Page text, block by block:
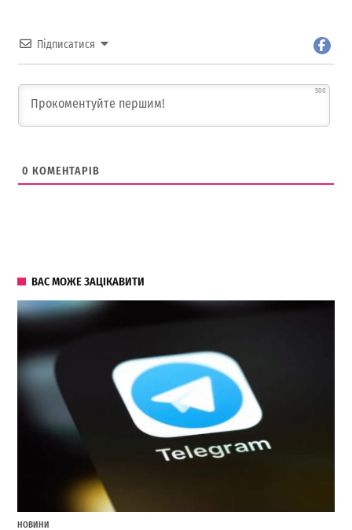
Підписатися
500
0 КОМЕНТАРІВ
ВАС МОЖЕ ЗАЦІКАВИТИ
НОВИНИ